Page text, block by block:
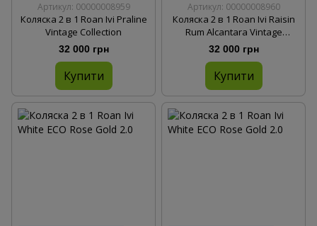
Артикул: 00000008959
Коляска 2 в 1 Roan Ivi Praline
Vintage Collection
32 000 грн
Купити
Артикул: 00000008960
Коляска 2 в 1 Roan Ivi Raisin
Rum Alcantara Vintage
Collection
32 000 грн
Купити